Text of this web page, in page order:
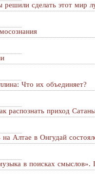
решили сделать этот мир
Что их объединяет?
распознать приход
на Алтае в Онгудай
в поисках смыслов».